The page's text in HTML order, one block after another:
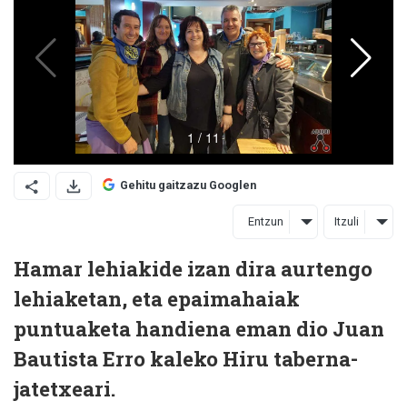
Gehitu gaitzazu Googlen
Entzun Itzuli
Hamar lehiakide izan dira aurtengo
lehiaketan, eta epaimahaiak
puntuaketa handiena eman dio Juan
Bautista Erro kaleko Hiru taberna-
jatetxeari.